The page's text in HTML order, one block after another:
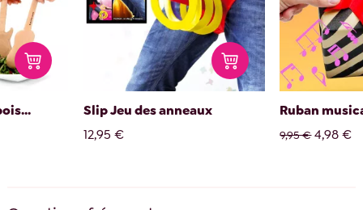
Slip Jeu des anneaux
12,95 €
Ruban
9,95 € 4,98 €